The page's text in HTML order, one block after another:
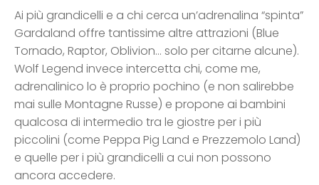
Ai più grandicelli e a chi cerca un’adrenalina “spinta”
Gardaland offre tantissime altre attrazioni (Blue
Tornado, Raptor, Oblivion… solo per citarne alcune).
Wolf Legend invece intercetta chi, come me,
adrenalinico lo è proprio pochino (e non salirebbe
mai sulle Montagne Russe) e propone ai bambini
qualcosa di intermedio tra le giostre per i più
piccolini (come Peppa Pig Land e Prezzemolo Land)
e quelle per i più grandicelli a cui non possono
ancora accedere.